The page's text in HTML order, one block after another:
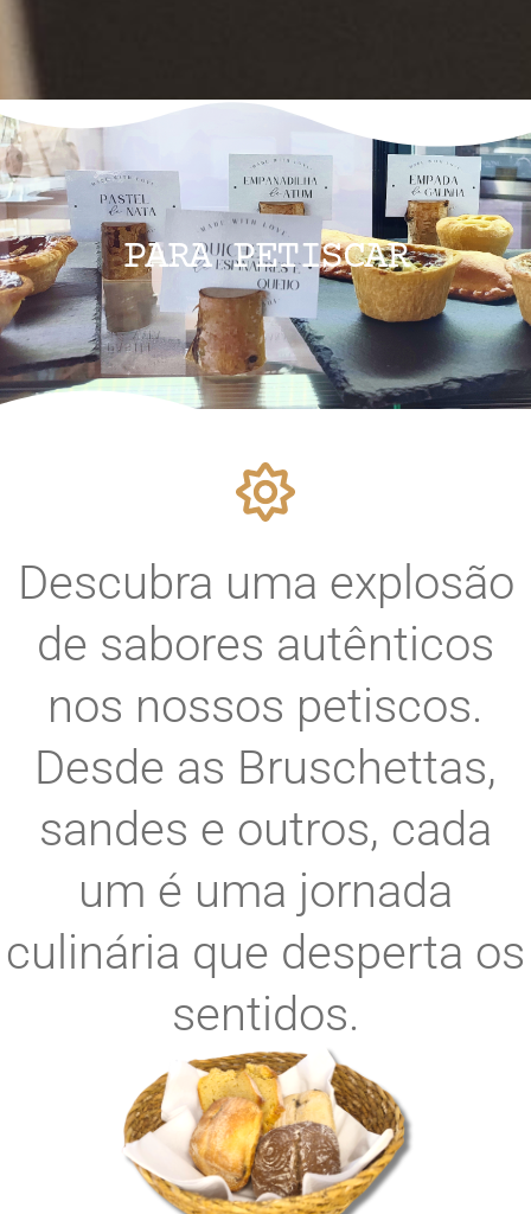
PARA PETISCAR
Descubra uma explosão
de sabores autênticos
nos nossos petiscos.
Desde as Bruschettas,
sandes e outros, cada
um é uma jornada
culinária que desperta os
sentidos.